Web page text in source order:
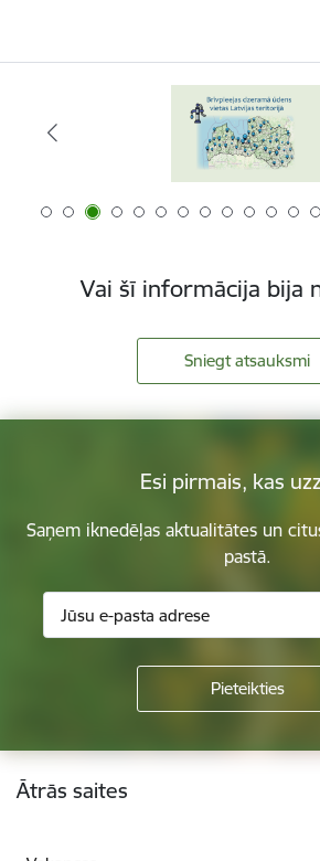
Vai šī informācija bija
Sniegt atsauksmi
Esi pirmais, kas
Saņem iknedēļas aktualitātes un
pastā.
Kājene
Ātrās saites